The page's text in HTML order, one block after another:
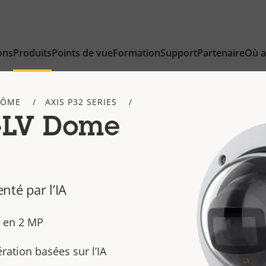
ProduitsPoints de vueFormationSupportPartenaireOù
AXIS P32 SERIES
Dome
par l’IA
2 MP
basées sur l’IA